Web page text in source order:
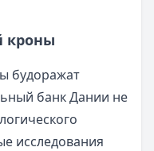
кроны
будоражат
банк Дании не
исследования